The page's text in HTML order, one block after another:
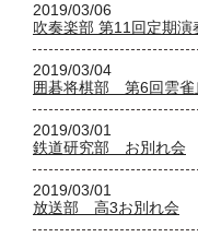
2019/03/06
吹奏楽部 第11回定期演
2019/03/04
囲碁将棋部 第6回雲雀
2019/03/01
鉄道研究部 お別れ会
2019/03/01
放送部 高3お別れ会